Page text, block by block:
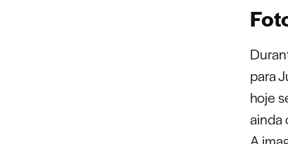
para
hoje
ainda